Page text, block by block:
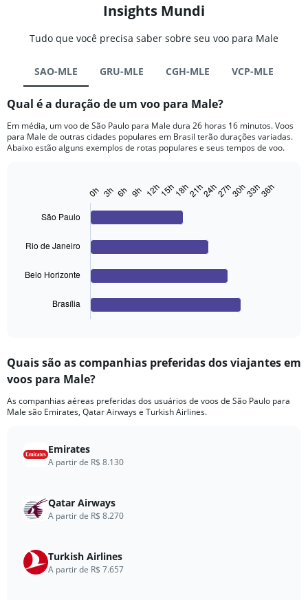
Insights Mundi
Tudo que você precisa saber sobre seu voo para Male
SAO-MLE GRU-MLE CGH-MLE VCP-MLE
Qual é a duração de um voo para Male?
Em média, um voo de São Paulo para Male dura 26 horas 16 minutos. Voos
para Male de outras cidades populares em Brasil terão durações variadas.
Abaixo estão alguns exemplos de rotas populares e seus tempos de voo.
chart
Range:
4
The
chart
Y
values.
Range:
2160.
São Paulo
Rio de Janeiro
Belo Horizonte
Brasília
0h 3h 6h 9h 12h15h18h21h24h27h30h33h36h
Quais são as companhias preferidas dos viajantes em
voos para Male?
As companhias aéreas preferidas dos usuários de voos de São Paulo para
Male são Emirates, Qatar Airways e Turkish Airlines.
Emirates
A partir de R$ 8.130
Qatar Airways
A partir de R$ 8.270
Turkish Airlines
A partir de R$ 7.657